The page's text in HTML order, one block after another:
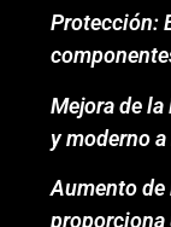
Protección:
Mejora de
y moderno
Aumento de
proporciona